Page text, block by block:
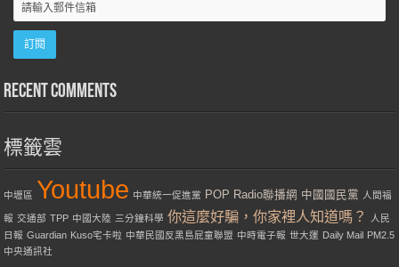
Recent Comments
標籤雲
中壢區 Youtube 中華統一促進黨 POP Radio聯播網 中國國民黨 人間福
報 交通部 TPP 中國大陸 三分鐘科學 你這麼好騙，你家裡人知道嗎？
人民
日報 Guardian Kuso宅卡啦 中華民國反黑島屁童聯盟 中時電子報 世大運 Daily Mail
PM2.5
中央通訊社